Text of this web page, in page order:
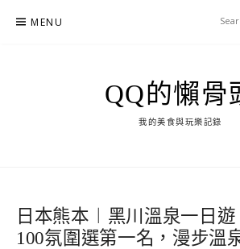
MENU
QQ的懶骨
我的美食與玩樂記錄
日本熊本︱黑川溫泉一日
100氛圍選第一名，漫步溫